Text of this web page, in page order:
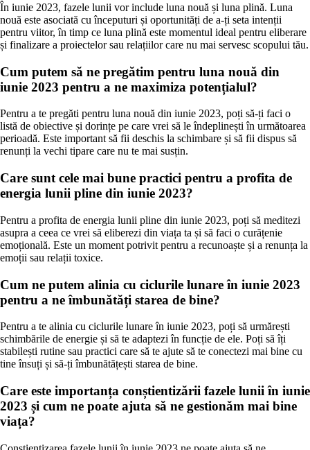
În iunie 2023, fazele lunii vor include luna nouă și luna plină. Luna
nouă este asociată cu începuturi și oportunități de a-ți seta intenții
pentru viitor, în timp ce luna plină este momentul ideal pentru eliberare
și finalizare a proiectelor sau relațiilor care nu mai servesc scopului tău.
Cum putem să ne pregătim pentru luna nouă din
iunie 2023 pentru a ne maximiza potențialul?
Pentru a te pregăti pentru luna nouă din iunie 2023, poți să-ți faci o
listă de obiective și dorințe pe care vrei să le îndeplinești în următoarea
perioadă. Este important să fii deschis la schimbare și să fii dispus să
renunți la vechi tipare care nu te mai susțin.
Care sunt cele mai bune practici pentru a profita de
energia lunii pline din iunie 2023?
Pentru a profita de energia lunii pline din iunie 2023, poți să meditezi
asupra a ceea ce vrei să eliberezi din viața ta și să faci o curățenie
emoțională. Este un moment potrivit pentru a recunoaște și a renunța la
emoții sau relații toxice.
Cum ne putem alinia cu ciclurile lunare în iunie 2023
pentru a ne îmbunătăți starea de bine?
Pentru a te alinia cu ciclurile lunare în iunie 2023, poți să urmărești
schimbările de energie și să te adaptezi în funcție de ele. Poți să îți
stabilești rutine sau practici care să te ajute să te conectezi mai bine cu
tine însuți și să-ți îmbunătățești starea de bine.
Care este importanța conștientizării fazele lunii în iunie
2023 și cum ne poate ajuta să ne gestionăm mai bine
viața?